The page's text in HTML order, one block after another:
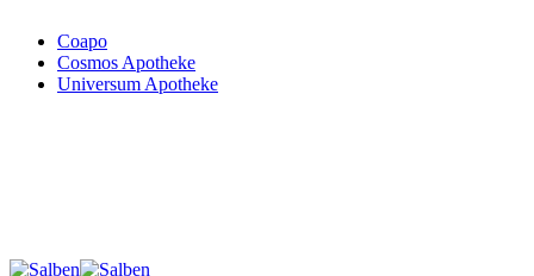
Coapo
Cosmos Apotheke
Universum Apotheke